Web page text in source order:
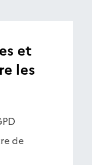
et
les
de